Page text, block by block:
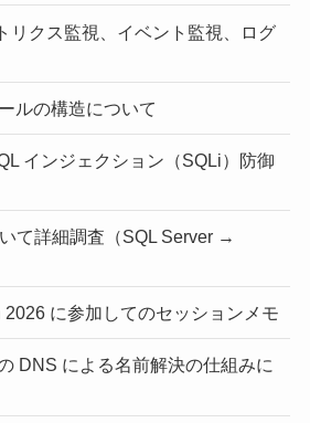
リクス監視、イベント監視、ログ
ルの構造について
インジェクション（SQLi）防御
て詳細調査（SQL Server →
に参加してのセッションメモ
DNS による名前解決の仕組みに